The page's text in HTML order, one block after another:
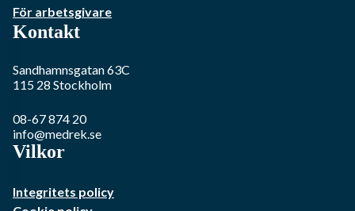
För arbetsgivare
Kontakt
Sandhamnsgatan 63C
115 28 Stockholm
08-67 874 20
info@medrek.se
Vilkor
Integritets policy